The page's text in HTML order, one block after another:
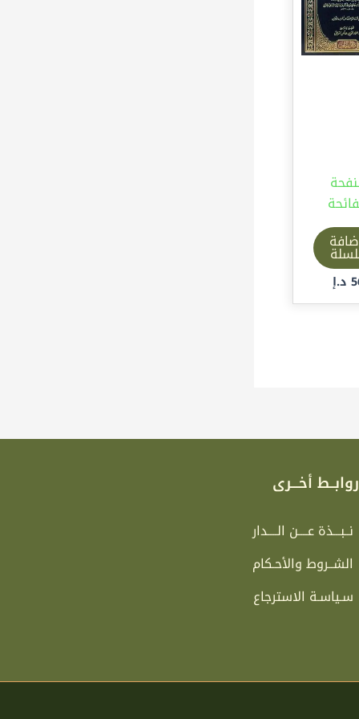
د.إ
روابــط أخـــرى
نــبـــذة عــــن الــــدار
الشــروط والأحـكام
سـياسـة الاسترجاع